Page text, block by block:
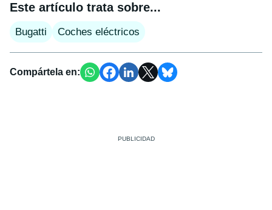
Este artículo trata sobre...
Bugatti Coches eléctricos
Compártela en: